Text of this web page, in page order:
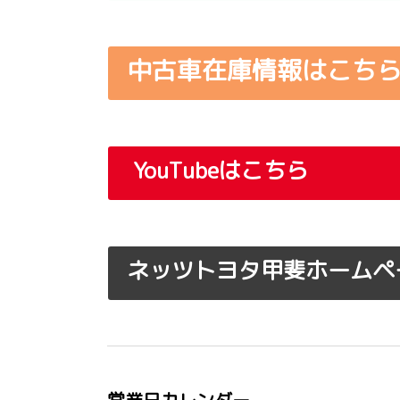
中古車在庫情報はこち
YouTubeはこちら
ネッツトヨタ甲斐ホーム